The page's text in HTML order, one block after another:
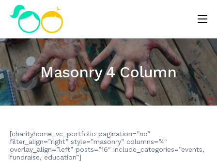
Nosotros
Impacto
Noticias
¿Quieres ayudar?
Masonry 4 Column
[charityhome_vc_portfolio pagination=”no”
filter_align=”right” style=”masonry” columns=”4″
overlay_align=”left” posts=”16″ include_categories=”events,
fundraise, education”]